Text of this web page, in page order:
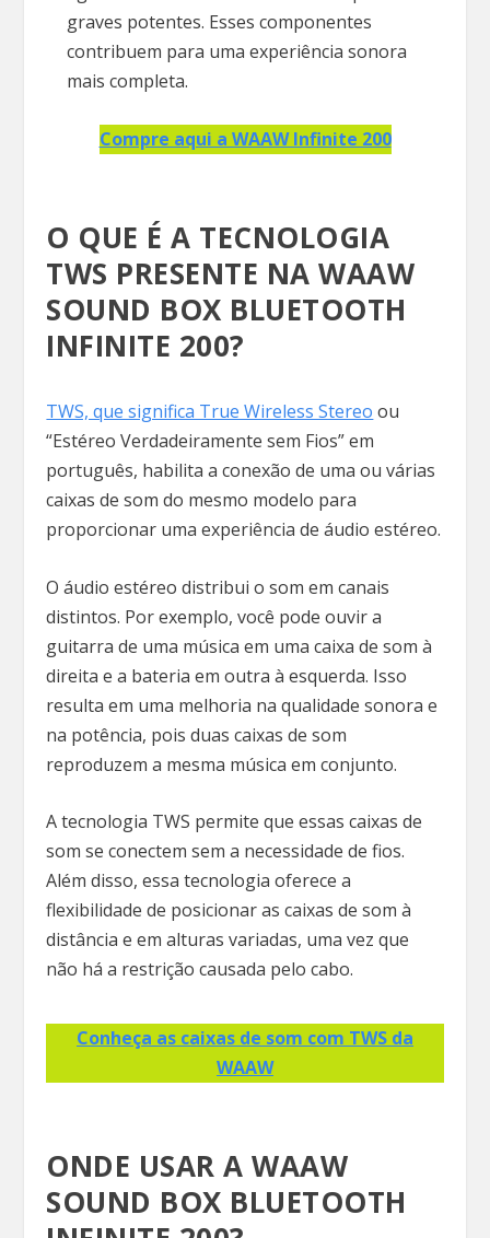
graves potentes. Esses componentes
contribuem para uma experiência sonora
mais completa.
Compre aqui a WAAW Infinite 200
O QUE É A TECNOLOGIA
TWS PRESENTE NA WAAW
SOUND BOX BLUETOOTH
INFINITE 200?
TWS, que significa True Wireless Stereo ou
“Estéreo Verdadeiramente sem Fios” em
português, habilita a conexão de uma ou várias
caixas de som do mesmo modelo para
proporcionar uma experiência de áudio estéreo.
O áudio estéreo distribui o som em canais
distintos. Por exemplo, você pode ouvir a
guitarra de uma música em uma caixa de som à
direita e a bateria em outra à esquerda. Isso
resulta em uma melhoria na qualidade sonora e
na potência, pois duas caixas de som
reproduzem a mesma música em conjunto.
A tecnologia TWS permite que essas caixas de
som se conectem sem a necessidade de fios.
Além disso, essa tecnologia oferece a
flexibilidade de posicionar as caixas de som à
distância e em alturas variadas, uma vez que
não há a restrição causada pelo cabo.
Conheça as caixas de som com TWS da
WAAW
ONDE USAR A WAAW
SOUND BOX BLUETOOTH